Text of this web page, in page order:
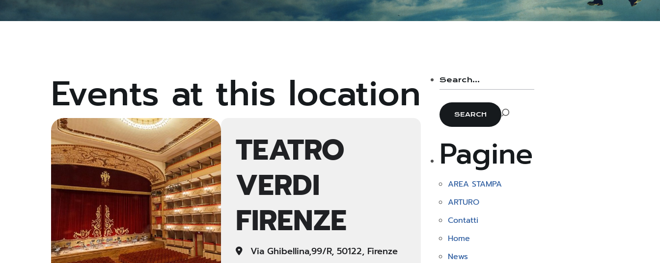
Events at this location
TEATRO
VERDI
FIRENZE
Via Ghibellina,99/R, 50122, Firenze
Pagine
AREA STAMPA
ARTURO
Contatti
Home
News